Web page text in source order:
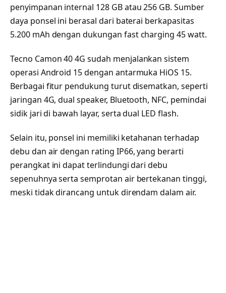
penyimpanan internal 128 GB atau 256 GB. Sumber
daya ponsel ini berasal dari baterai berkapasitas
5.200 mAh dengan dukungan fast charging 45 watt.
Tecno Camon 40 4G sudah menjalankan sistem
operasi Android 15 dengan antarmuka HiOS 15.
Berbagai fitur pendukung turut disematkan, seperti
jaringan 4G, dual speaker, Bluetooth, NFC, pemindai
sidik jari di bawah layar, serta dual LED flash.
Selain itu, ponsel ini memiliki ketahanan terhadap
debu dan air dengan rating IP66, yang berarti
perangkat ini dapat terlindungi dari debu
sepenuhnya serta semprotan air bertekanan tinggi,
meski tidak dirancang untuk direndam dalam air.